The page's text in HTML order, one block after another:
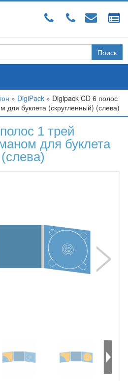
» DigiPack » Digipack CD 6 полос
для буклета (скругленный) (слева)
1 трей
для буклета